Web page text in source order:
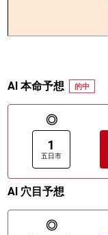
AI 本命予想 的中
◎
1
五日市
AI 穴目予想
◎